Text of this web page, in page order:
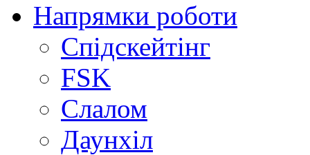
Напрямки роботи
Спідскейтінг
FSK
Слалом
Даунхіл